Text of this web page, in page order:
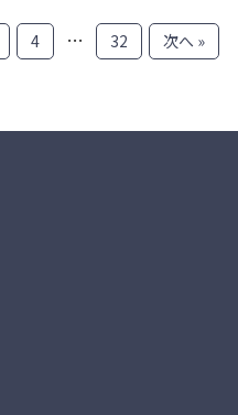
4 … 32 次へ »